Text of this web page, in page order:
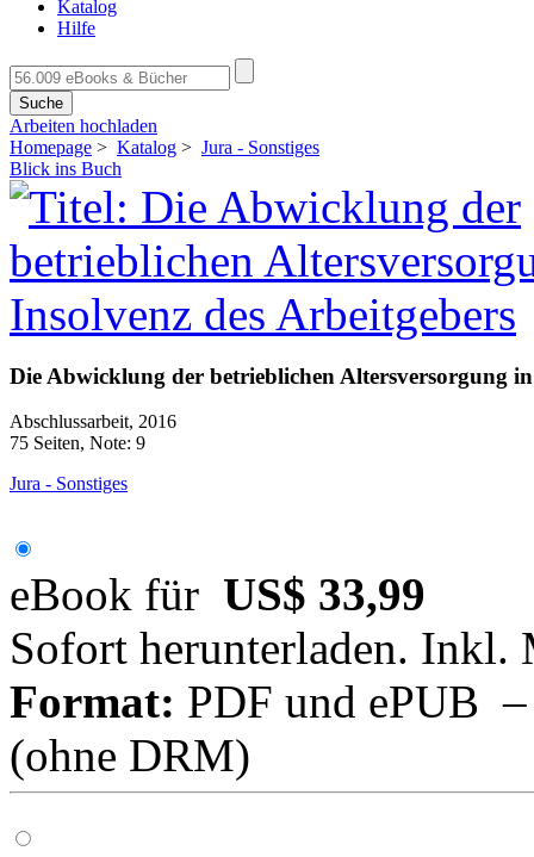
Katalog
Hilfe
Suche
Arbeiten hochladen
Homepage > Katalog > Jura - Sonstiges
Blick ins Buch
Die Abwicklung der betrieblichen Altersversorgung
Abschlussarbeit, 2016
75 Seiten, Note: 9
Jura - Sonstiges
eBook für US$ 33,99
Sofort herunterladen. Inkl.
Format: PDF und ePUB
(ohne DRM)